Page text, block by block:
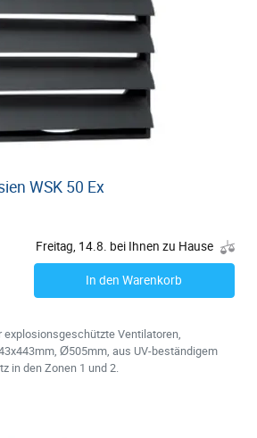
WSK 50 Ex
Freitag, 14.8. bei Ihnen zu Hause
In den Warenkorb
Ventilatoren,
Ø505mm, aus UV-beständigem
in den Zonen 1 und 2.